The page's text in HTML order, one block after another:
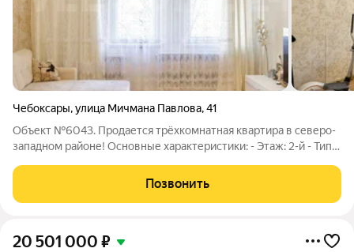
Чебоксары,улица Мичмана Павлова,41
Объект №6043. Продается трёхкомнатная квартира в северо-
западном районе! Основные характеристики: - Этаж: 2-й - Тип
хранения вещей
Позвонить
20 501 000 ₽